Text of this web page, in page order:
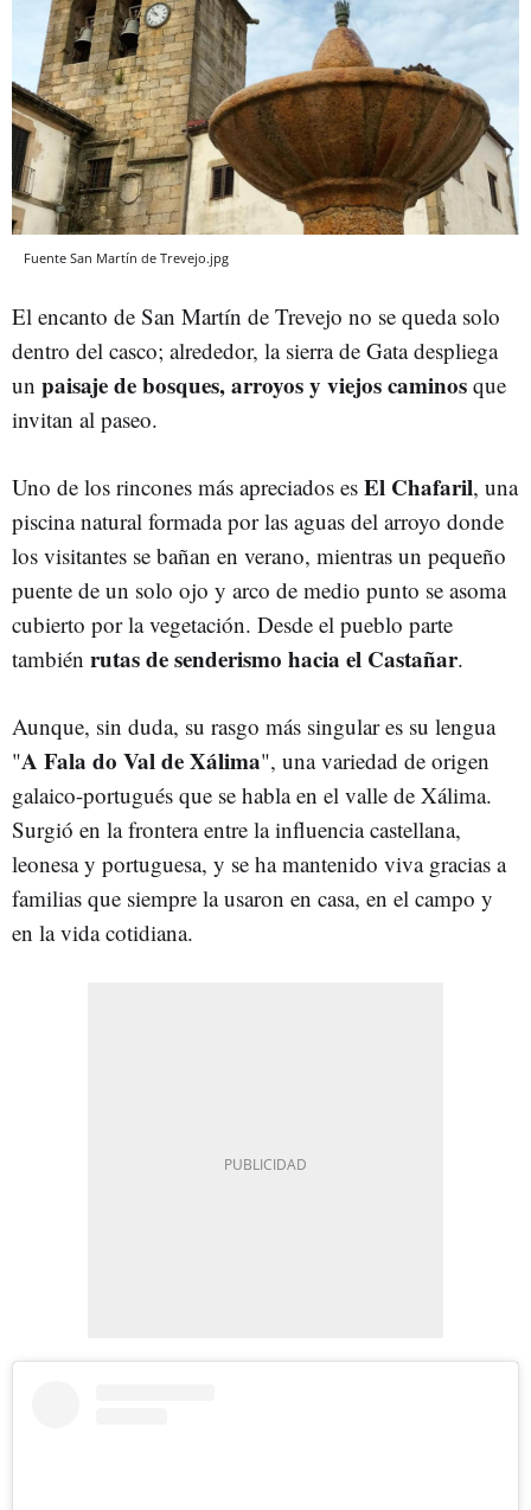
Fuente San Martín de Trevejo.jpg
El encanto de San Martín de Trevejo no se queda solo
dentro del casco; alrededor, la sierra de Gata despliega
un paisaje de bosques, arroyos y viejos caminos que
invitan al paseo.
Uno de los rincones más apreciados es El Chafaril, una
piscina natural formada por las aguas del arroyo donde
los visitantes se bañan en verano, mientras un pequeño
puente de un solo ojo y arco de medio punto se asoma
cubierto por la vegetación. Desde el pueblo parte
también rutas de senderismo hacia el Castañar.
Aunque, sin duda, su rasgo más singular es su lengua
"A Fala do Val de Xálima", una variedad de origen
galaico-portugués que se habla en el valle de Xálima.
Surgió en la frontera entre la influencia castellana,
leonesa y portuguesa, y se ha mantenido viva gracias a
familias que siempre la usaron en casa, en el campo y
en la vida cotidiana.